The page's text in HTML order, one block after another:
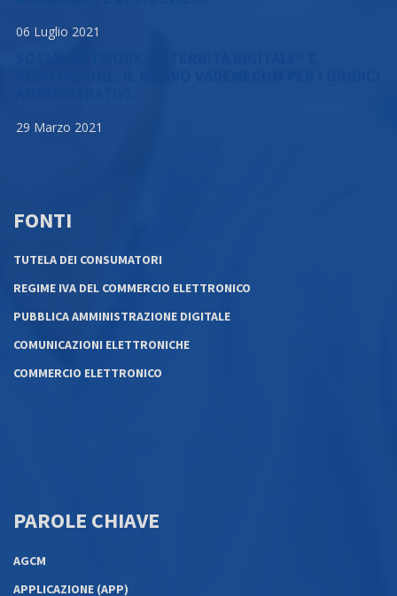
06 Luglio 2021
29 Marzo 2021
FONTI
TUTELA DEI CONSUMATORI
REGIME IVA DEL COMMERCIO ELETTRONICO
PUBBLICA AMMINISTRAZIONE DIGITALE
COMUNICAZIONI ELETTRONICHE
COMMERCIO ELETTRONICO
PAROLE CHIAVE
AGCM
APPLICAZIONE (APP)